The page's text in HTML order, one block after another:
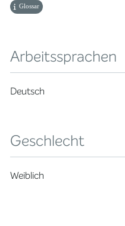
Glossar
Arbeitssprachen
Deutsch
Geschlecht
Weiblich